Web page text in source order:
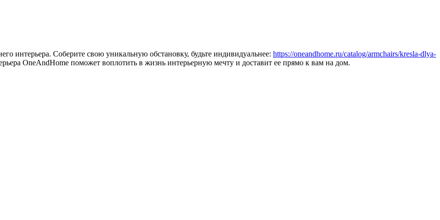
интерьера. Соберите свою уникальную обстановку, будьте индивидуальнее: https://oneandhome.ru/catalog/armchairs/kresla-dlya-
OneAndHome поможет воплотить в жизнь интерьерную мечту и доставит ее прямо к вам на дом.